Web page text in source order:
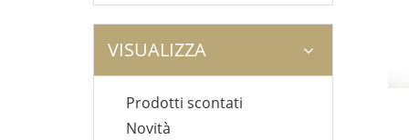
VISUALIZZA
Prodotti scontati
Novità